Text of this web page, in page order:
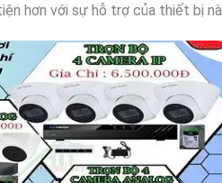
hơn với sự hỗ trợ của thiết bị